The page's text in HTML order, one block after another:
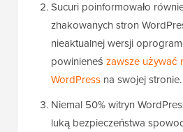
Sucuri poinformowało
zhakowanych stron
nieaktualnej wersji
powinieneś zawsze używać
WordPress na swojej stronie.
Niemal 50% witryn
luką bezpieczeństwa